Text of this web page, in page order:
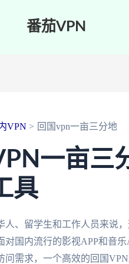
番茄VPN
VPN 回国vpn一亩三分地
一亩三
具
人、留学生和工作人员来说
对国内流行的影视APP和音
问需求，一个高效的回国